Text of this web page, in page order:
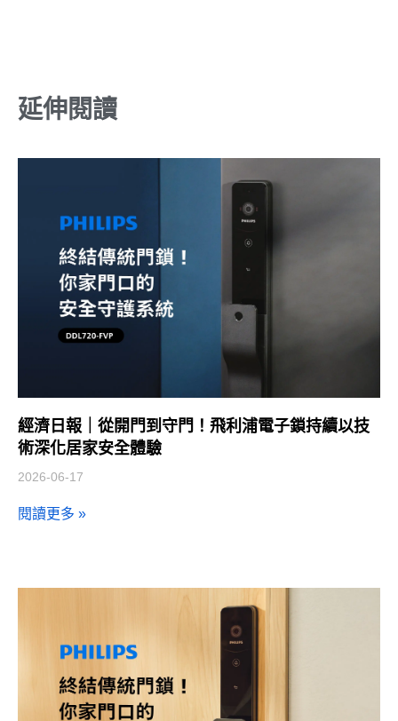
延伸閱讀
經濟日報｜從開門到守門！飛利浦電子鎖持續以技
術深化居家安全體驗
2026-06-17
閱讀更多 »